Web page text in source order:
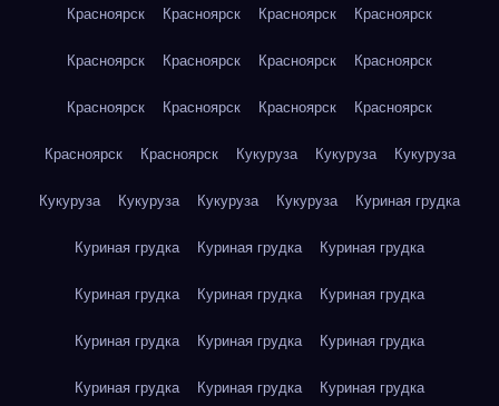
Красноярск Красноярск Красноярск Красноярск
Красноярск Красноярск Красноярск Красноярск
Красноярск Красноярск Красноярск Красноярск
Красноярск Красноярск Кукуруза Кукуруза Кукуруза
Кукуруза Кукуруза Кукуруза Кукуруза Куриная грудка
Куриная грудка Куриная грудка Куриная грудка
Куриная грудка Куриная грудка Куриная грудка
Куриная грудка Куриная грудка Куриная грудка
Куриная грудка Куриная грудка Куриная грудка